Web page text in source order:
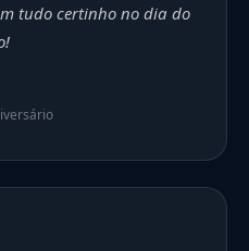
tudo certinho no dia do